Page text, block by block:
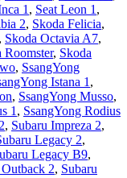
1 , Seat Leon 1 ,
2, Skoda Felicia,
, Skoda Octavia A7,
Roomster, Skoda
, SsangYong
Istana 1 ,
, SsangYong Musso,
1 , SsangYong Rodius
, Subaru Impreza 2,
Legacy 2,
Legacy B9,
2, Subaru